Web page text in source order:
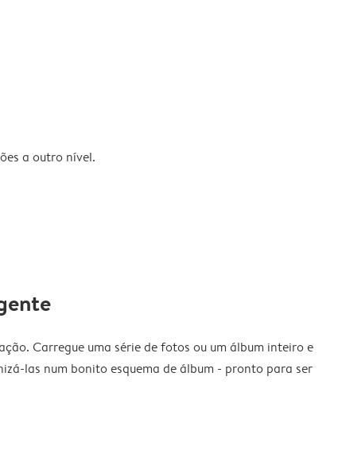
a outro nível.
Carregue uma série de fotos ou um álbum inteiro e
las num bonito esquema de álbum - pronto para ser